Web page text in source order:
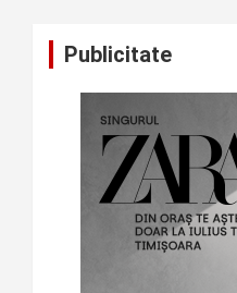
Publicitate